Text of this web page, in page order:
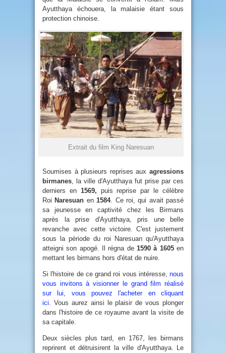
Ayutthaya échouera, la malaisie étant sous
protection chinoise.
Extrait du film King Naresuan
Soumises à plusieurs reprises aux agressions
birmanes, la ville d'Ayutthaya fut prise par ces
derniers en 1569, puis reprise par le célèbre
Roi Naresuan en1584. Ce roi, qui avait passé
sa jeunesse en captivité chez les Birmans
après la prise d'Ayutthaya, pris une belle
revanche avec cette victoire. C'est justement
sous la période du roi Naresuan qu'Ayutthaya
atteigni son apogé. Il régna de 1590 à 1605en
mettant les birmans hors d'état de nuire.
Si l'histoire de ce grand roi vous intéresse, nous
vous invitons à visionner le grand film réalisé
sur lui, vous pouvez l'acheter en cliquant
ici. Vous aurez ainsi le plaisir de vous plonger
dans l'histoire de ce royaume avant la visite de
sa capitale.
Deux siècles plus tard, en 1767, les birmans
reprirent et détruisirent la ville d'Ayutthaya. Le